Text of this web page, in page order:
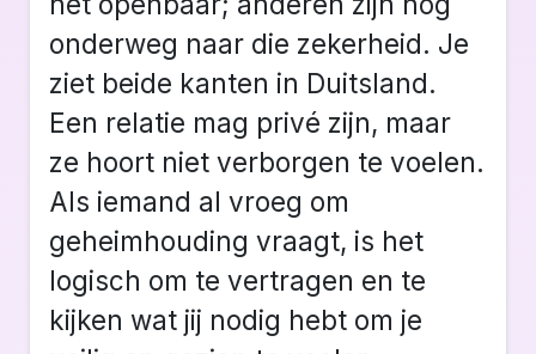
onderweg naar die zekerheid. Je
ziet beide kanten in Duitsland.
Een relatie mag privé zijn, maar
ze hoort niet verborgen te voelen.
Als iemand al vroeg om
geheimhouding vraagt, is het
logisch om te vertragen en te
kijken wat jij nodig hebt om je